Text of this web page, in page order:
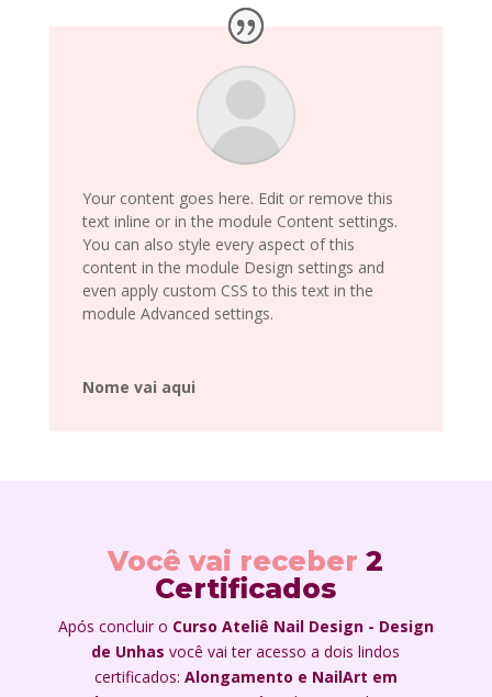
Your content goes here. Edit or remove this
text inline or in the module Content settings.
You can also style every aspect of this
content in the module Design settings and
even apply custom CSS to this text in the
module Advanced settings.
Nome vai aqui
Você vai receber 2
Certificados
Após concluir o Curso Ateliê Nail Design - Design
de Unhas você vai ter acesso a dois lindos
certificados: Alongamento e NailArt em